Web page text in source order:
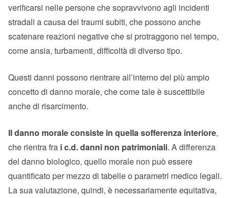
verificarsi nelle persone che sopravvivono agli incidenti
stradali a causa dei traumi subiti, che possono anche
scatenare reazioni negative che si protraggono nel tempo,
come ansia, turbamenti, difficoltà di diverso tipo.
Questi danni possono rientrare all’interno del più ampio
concetto di danno morale, che come tale è suscettibile
anche di risarcimento.
Il danno morale consiste in quella sofferenza interiore,
che rientra fra i c.d. danni non patrimoniali. A differenza
del danno biologico, quello morale non può essere
quantificato per mezzo di tabelle o parametri medico legali.
La sua valutazione, quindi, è necessariamente equitativa,